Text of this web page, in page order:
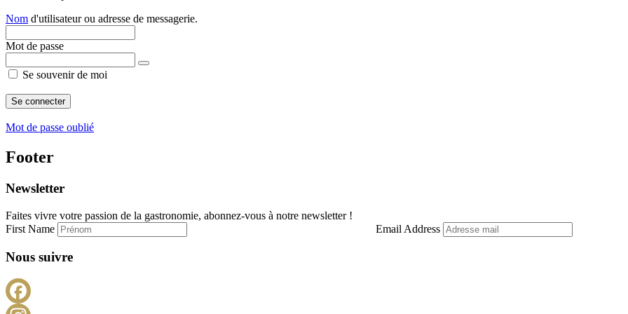
Nom d'utilisateur ou adresse de messagerie.
Mot de passe
Se souvenir de moi
Mot de passe oublié
Footer
Newsletter
Faites vivre votre passion de la gastronomie, abonnez-vous à notre newsletter !
First Name
Email Address
Nous suivre